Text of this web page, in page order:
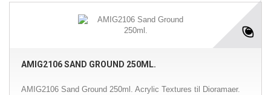
AMIG2106 SAND GROUND 250ML.
AMIG2106 Sand Ground 250ml. Acrylic Textures til Dioramaer.